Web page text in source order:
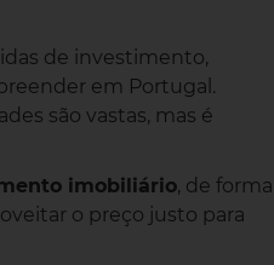
de investimento,
em Portugal.
são vastas, mas é
imobiliário, de forma
o preço justo para